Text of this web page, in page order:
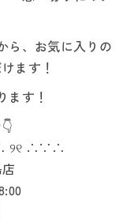
ら、お気に入りの
ます！
ます！
୨୧ ∴∵∴